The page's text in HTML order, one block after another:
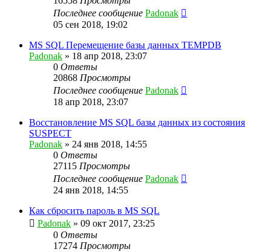
Последнее сообщение Padonak
05 сен 2018, 19:02
MS SQL Перемещение базы данных TEMPDB
Padonak » 18 апр 2018, 23:07
0 Ответы
20868 Просмотры
Последнее сообщение Padonak
18 апр 2018, 23:07
Восстановление MS SQL базы данных из состояния
SUSPECT
Padonak » 24 янв 2018, 14:55
0 Ответы
27115 Просмотры
Последнее сообщение Padonak
24 янв 2018, 14:55
Как сбросить пароль в MS SQL
Padonak » 09 окт 2017, 23:25
0 Ответы
17274 Просмотры